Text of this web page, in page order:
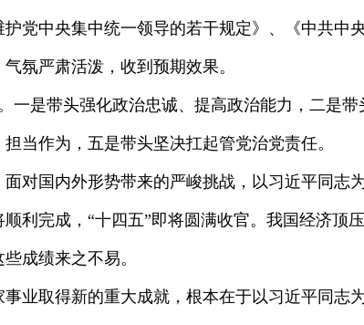
党中央集中统一领导的若干规定》、《中共中
氛严肃活泼，收到预期效果。
是带头强化政治忠诚、提高政治能力，二是带
当作为，五是带头坚决扛起管党治党责任。
国内外形势带来的严峻挑战，以习近平同志
利完成，“十四五”即将圆满收官。我国经济顶
成绩来之不易。
取得新的重大成就，根本在于以习近平同志